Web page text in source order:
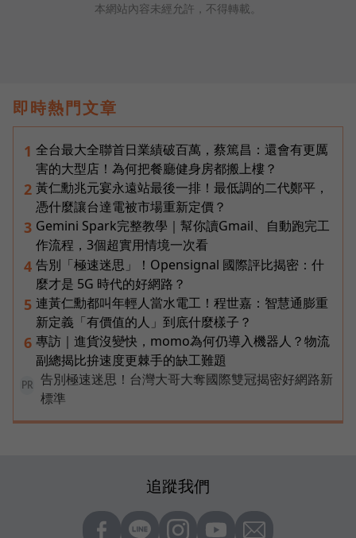
本網站內容未經允許，不得轉載。
即時熱門文章
1 全台最大全聯首日業績破百萬，蔡篤昌：還會有更厲
害的大型店！為何把餐廳健身房都搬上樓？
2 黃仁勳兆元宴永遠站最後一排！最低調的二代鄭平，
憑什麼讓台達電被市場重新定價？
3 Gemini Spark完整教學｜幫你讀Gmail、自動跑完工
作流程，3個超實用情境一次看
4 告別「極速迷思」！Opensignal 國際評比揭密：什
麼才是 5G 時代的好網路？
5 連黃仁勳都叫年輕人當水電工！程世嘉：智慧通膨重
新定義「有價值的人」到底什麼樣子？
6 專訪｜進貨沒變快，momo為何仍導入機器人？物流
副總揭比拚速度更棘手的缺工難題
PR
告別極速迷思！台灣大哥大奪國際雙冠揭密好網路新
標準
追蹤我們